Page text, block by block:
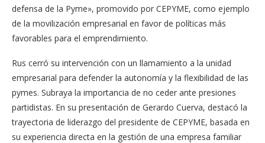
defensa de la Pyme», promovido por CEPYME, como ejemplo
de la movilización empresarial en favor de políticas más
favorables para el emprendimiento.
Rus cerró su intervención con un llamamiento a la unidad
empresarial para defender la autonomía y la flexibilidad de las
pymes. Subraya la importancia de no ceder ante presiones
partidistas. En su presentación de Gerardo Cuerva, destacó la
trayectoria de liderazgo del presidente de CEPYME, basada en
su experiencia directa en la gestión de una empresa familiar